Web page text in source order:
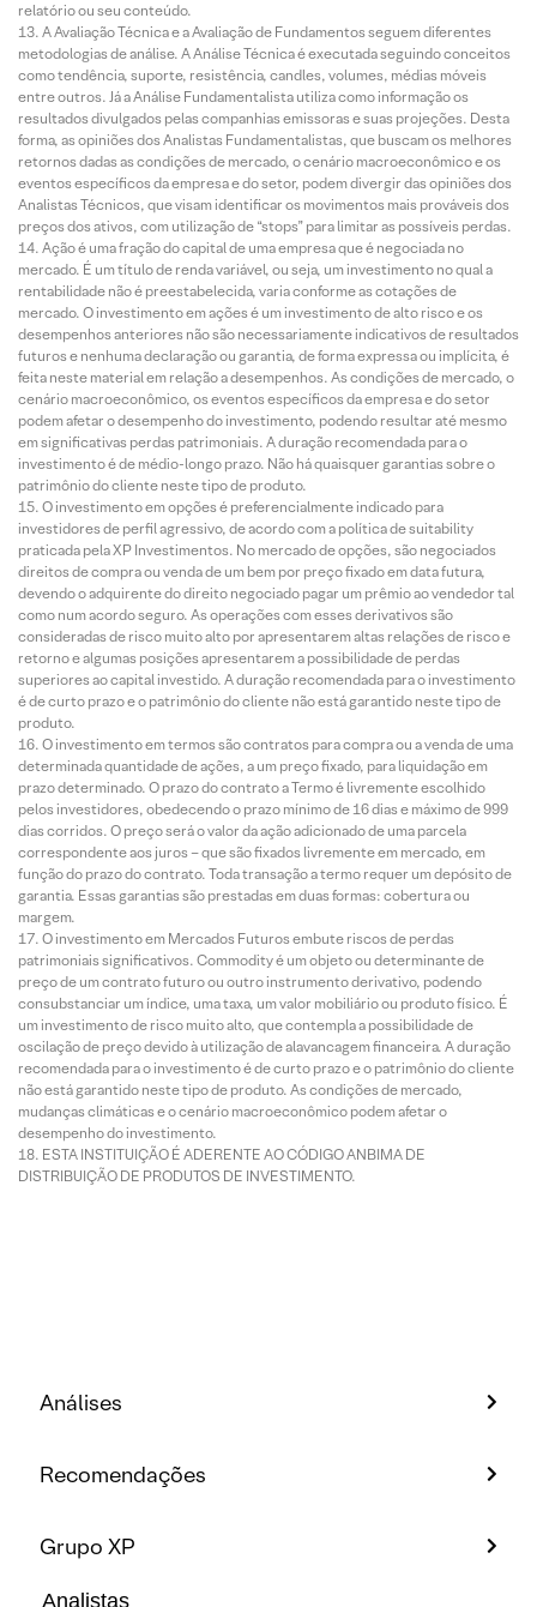
relatório ou seu conteúdo.
A Avaliação Técnica e a Avaliação de Fundamentos seguem diferentes
metodologias de análise. A Análise Técnica é executada seguindo conceitos
como tendência, suporte, resistência, candles, volumes, médias móveis
entre outros. Já a Análise Fundamentalista utiliza como informação os
resultados divulgados pelas companhias emissoras e suas projeções. Desta
forma, as opiniões dos Analistas Fundamentalistas, que buscam os melhores
retornos dadas as condições de mercado, o cenário macroeconômico e os
eventos específicos da empresa e do setor, podem divergir das opiniões dos
Analistas Técnicos, que visam identificar os movimentos mais prováveis dos
preços dos ativos, com utilização de “stops” para limitar as possíveis perdas.
Ação é uma fração do capital de uma empresa que é negociada no
mercado. É um título de renda variável, ou seja, um investimento no qual a
rentabilidade não é preestabelecida, varia conforme as cotações de
mercado. O investimento em ações é um investimento de alto risco e os
desempenhos anteriores não são necessariamente indicativos de resultados
futuros e nenhuma declaração ou garantia, de forma expressa ou implícita, é
feita neste material em relação a desempenhos. As condições de mercado, o
cenário macroeconômico, os eventos específicos da empresa e do setor
podem afetar o desempenho do investimento, podendo resultar até mesmo
em significativas perdas patrimoniais. A duração recomendada para o
investimento é de médio-longo prazo. Não há quaisquer garantias sobre o
patrimônio do cliente neste tipo de produto.
O investimento em opções é preferencialmente indicado para
investidores de perfil agressivo, de acordo com a política de suitability
praticada pela XP Investimentos. No mercado de opções, são negociados
direitos de compra ou venda de um bem por preço fixado em data futura,
devendo o adquirente do direito negociado pagar um prêmio ao vendedor tal
como num acordo seguro. As operações com esses derivativos são
consideradas de risco muito alto por apresentarem altas relações de risco e
retorno e algumas posições apresentarem a possibilidade de perdas
superiores ao capital investido. A duração recomendada para o investimento
é de curto prazo e o patrimônio do cliente não está garantido neste tipo de
produto.
O investimento em termos são contratos para compra ou a venda de uma
determinada quantidade de ações, a um preço fixado, para liquidação em
prazo determinado. O prazo do contrato a Termo é livremente escolhido
pelos investidores, obedecendo o prazo mínimo de 16 dias e máximo de 999
dias corridos. O preço será o valor da ação adicionado de uma parcela
correspondente aos juros – que são fixados livremente em mercado, em
função do prazo do contrato. Toda transação a termo requer um depósito de
garantia. Essas garantias são prestadas em duas formas: cobertura ou
margem.
O investimento em Mercados Futuros embute riscos de perdas
patrimoniais significativos. Commodity é um objeto ou determinante de
preço de um contrato futuro ou outro instrumento derivativo, podendo
consubstanciar um índice, uma taxa, um valor mobiliário ou produto físico. É
um investimento de risco muito alto, que contempla a possibilidade de
oscilação de preço devido à utilização de alavancagem financeira. A duração
recomendada para o investimento é de curto prazo e o patrimônio do cliente
não está garantido neste tipo de produto. As condições de mercado,
mudanças climáticas e o cenário macroeconômico podem afetar o
desempenho do investimento.
ESTA INSTITUIÇÃO É ADERENTE AO CÓDIGO ANBIMA DE
DISTRIBUIÇÃO DE PRODUTOS DE INVESTIMENTO.
Análises
Recomendações
Grupo XP
Analistas